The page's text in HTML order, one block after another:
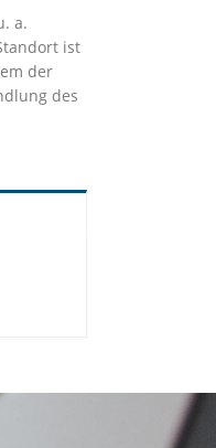
a.
ist
der
des